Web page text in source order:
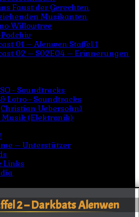
Faust der Gerechten
Musikanten
Willowtree
01 – Alenwen Staffel 1
02 – S02E04 – Erinnerungen
- Soundtracks
Lotro - Soundtracks
Uebersohn)
(Elektronik)
– Unterstützer
Links
2 – Darkbats Alenwen